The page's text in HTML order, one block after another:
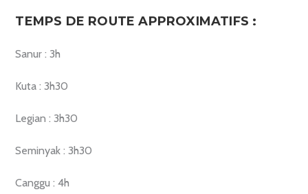
TEMPS DE ROUTE APPROXIMATIFS :
Sanur : 3h
Kuta : 3h30
Legian : 3h30
Seminyak : 3h30
Canggu : 4h